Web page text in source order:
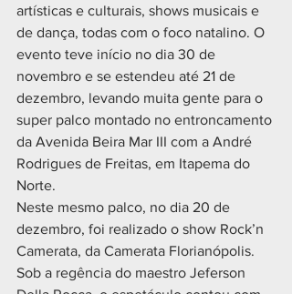
artísticas e culturais, shows musicais e
de dança, todas com o foco natalino. O
evento teve início no dia 30 de
novembro e se estendeu até 21 de
dezembro, levando muita gente para o
super palco montado no entroncamento
da Avenida Beira Mar III com a André
Rodrigues de Freitas, em Itapema do
Norte.
Neste mesmo palco, no dia 20 de
dezembro, foi realizado o show Rock’n
Camerata, da Camerata Florianópolis.
Sob a regência do maestro Jeferson